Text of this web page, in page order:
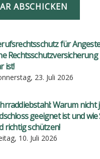
ABSCHICKEN
für
ist!
23. Juli 2026
War­um nicht
geeig­net ist und
rich­tig schüt­zen!
10. Juli 2026